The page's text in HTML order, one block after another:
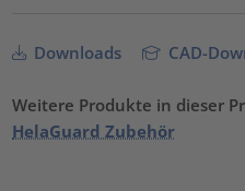
Downloads CAD-
Weitere Produkte in dieser
HelaGuard Zubehör